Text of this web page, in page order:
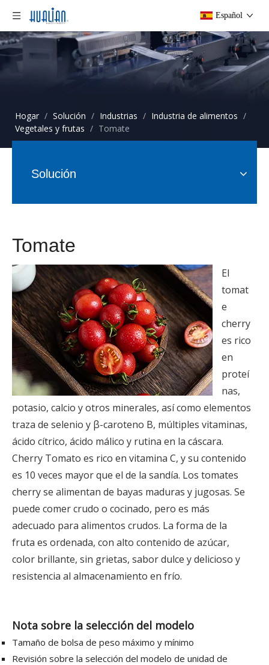
Español
Hogar / Solución / Industrias / Industria de alimentos /
Vegetales y frutas / Tomate
Solución
Tomate
El
tomat
e
cherry
es rico
en
proteí
nas,
potasio, calcio y otros minerales, así como elementos
traza de selenio y β-caroteno B, múltiples vitaminas,
ácido cítrico, ácido málico y rutina en la cáscara.
Cherry Tomato es rico en vitamina C, y su contenido
es 10 veces mayor que el de la sandía. Los tomates
cherry se alimentan de bayas maduras y jugosas. Se
puede comer crudo o cocinado, pero es más
adecuado para alimentos crudos. La forma de la
fruta es ordenada, con alto contenido de azúcar,
color brillante, sin grietas, sabor dulce y delicioso y
resistencia al almacenamiento en frío.
Nota sobre la selección del modelo
Tamaño de bolsa de peso máximo y mínimo
Revisión sobre la selección del modelo de unidad de